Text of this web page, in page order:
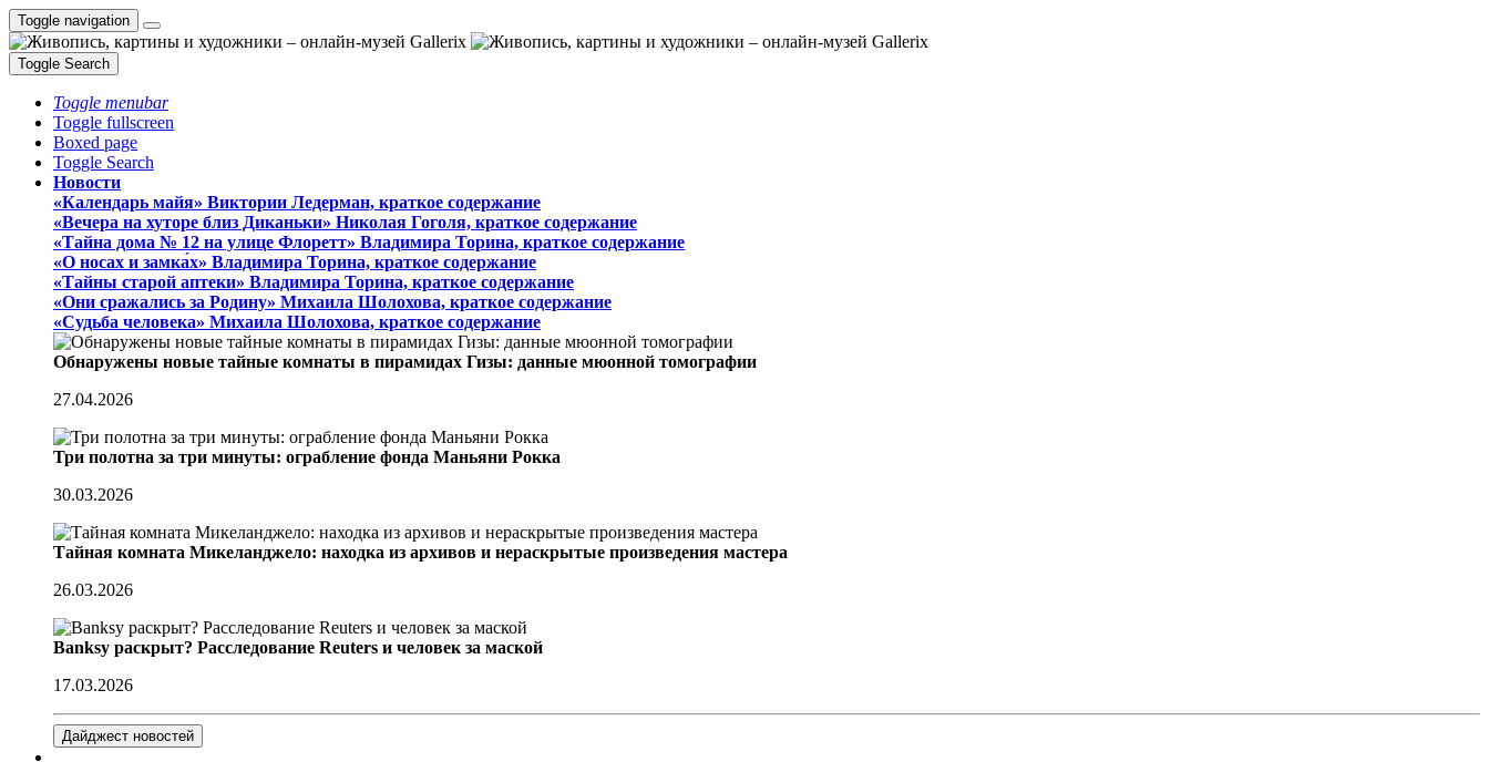
Toggle navigation
Toggle Search
Toggle menubar
Toggle fullscreen
Boxed page
Toggle Search
Новости
«Календарь майя» Виктории Ледерман, краткое содержание
«Вечера на хуторе близ Диканьки» Николая Гоголя, краткое содержание
«Тайна дома № 12 на улице Флоретт» Владимира Торина, краткое содержание
«О носах и замка́х» Владимира Торина, краткое содержание
«Тайны старой аптеки» Владимира Торина, краткое содержание
«Они сражались за Родину» Михаила Шолохова, краткое содержание
«Судьба человека» Михаила Шолохова, краткое содержание
Обнаружены новые тайные комнаты в пирамидах Гизы: данные мюонной томографии
27.04.2026
Три полотна за три минуты: ограбление фонда Маньяни Рокка
30.03.2026
Тайная комната Микеланджело: находка из архивов и нераскрытые произведения мастера
26.03.2026
Banksy раскрыт? Расследование Reuters и человек за маской
17.03.2026
Дайджест новостей